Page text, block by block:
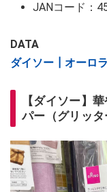
JANコード：
DATA
ダイソー┃オーロ
【ダイソー】
パー（グリッタ